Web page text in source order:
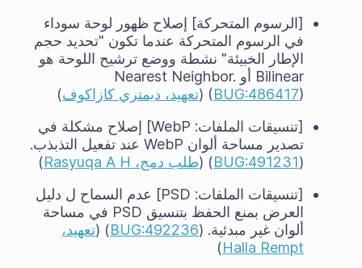
[الرسوم المتحركة] إصلاح ظهور لوحة سوداء
في الرسوم المتحركة عندما تكون "تحديد حجم
الإطار الخبيئة" نشطة ووضع ترشيح اللوحة هو
Bilinear أو Nearest Neighbor.
(BUG:486417) ( تعهيد، ديمتري كازاكوف)
[تنسيقات الملفات: WebP] إصلاح مشكلة في
تصدير مساحة ألوان WebP عند تفعيل التذبذب.
(
BUG:491231
) (طلب دمج، Rasyuqa A H
)
[تنسيقات الملفات: PSD] عدم السماح ل دليل
العرض بمنع الحفظ بتنسيق PSD في مساحة
ألوان غير مبدئية. (BUG:492236
) (تعهيد،
Halla Rempt
)